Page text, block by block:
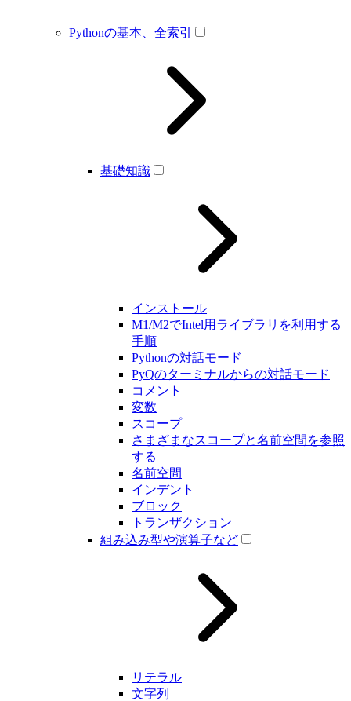
Pythonの基本、全索引
基礎知識
インストール
M1/M2でIntel用ライブラリを利用する
手順
Pythonの対話モード
PyQのターミナルからの対話モード
コメント
変数
スコープ
さまざまなスコープと名前空間を参照
する
名前空間
インデント
ブロック
トランザクション
組み込み型や演算子など
リテラル
文字列